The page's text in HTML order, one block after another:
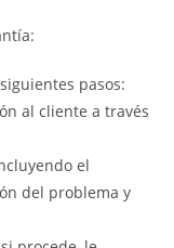
pasos:
al cliente a través
el
del problema y